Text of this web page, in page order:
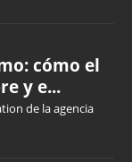
cómo el
y e...
de la agencia